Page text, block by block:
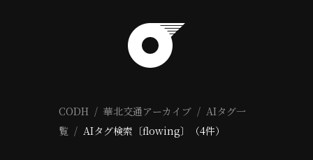
CODH 華北交通アーカイブ
AIタグ一
覧
AIタグ検索〔flowing〕（4件）